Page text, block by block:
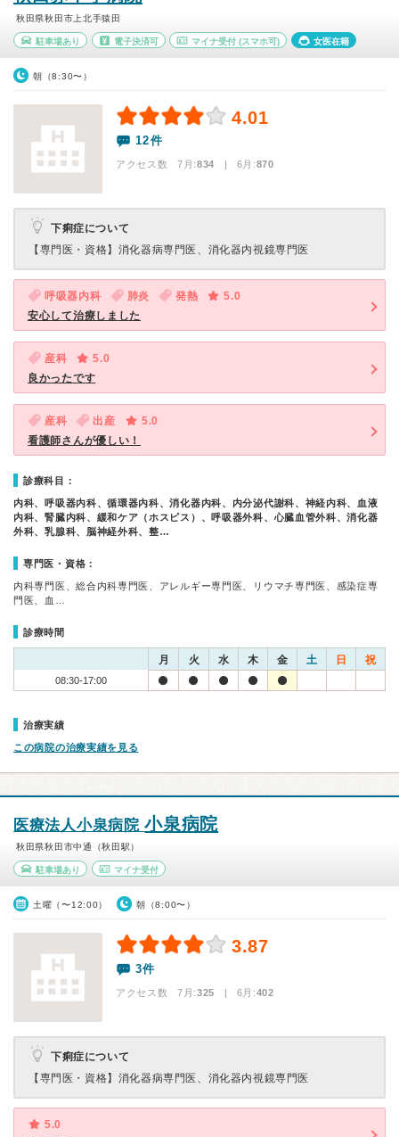
秋田県秋田市上北手猿田
駐車場あり 電子決済可 マイナ受付 (スマホ可) 女医在籍
朝（8:30〜）
4.01
12件
アクセス数 7月:834 | 6月:870
下痢症について
【専門医・資格】 消化器病専門医、消化器内視鏡専門医
呼吸器内科 肺炎 発熱
5.0
安心して治療しました
産科
5.0
良かったです
産科 出産
5.0
看護師さんが優しい！
診療科目：
内科、呼吸器内科、循環器内科、消化器内科、内分泌代謝科、神経内科、血液
内科、腎臓内科、緩和ケア（ホスピス）、呼吸器外科、心臓血管外科、消化器
外科、乳腺科、脳神経外科、整…
専門医・資格：
内科専門医、総合内科専門医、アレルギー専門医、リウマチ専門医、感染症専
門医、血…
診療時間
月 火 水 木 金 土 日 祝
08:30-17:00
治療実績
この病院の治療実績を見る
医療法人小泉病院小泉病院
秋田県秋田市中通（秋田駅）
駐車場あり マイナ受付
土曜（〜12:00） 朝（8:00〜）
3.87
3件
アクセス数 7月:325 | 6月:402
下痢症について
【専門医・資格】 消化器病専門医、消化器内視鏡専門医
5.0